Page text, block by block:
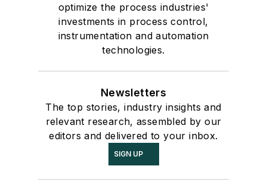
optimize the process industries'
investments in process control,
instrumentation and automation
technologies.
Newsletters
The top stories, industry insights and
relevant research, assembled by our
editors and delivered to your inbox.
SIGN UP